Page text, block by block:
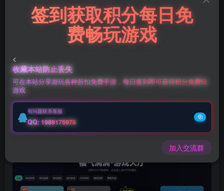
197款内购小游戏
此内容为付费资源，请付费后查看
10
登录购买
微信客服GMSY997
已售 53
充值福利联系站长.充值福利注意注册新账号
签到获取积分每日免
费畅玩游戏
<
收藏本站防止丢失
可在本站分享游玩各种折扣免费手游，每日签到即可获得积分免费玩
游戏
有问题联系客服
QQ: 1989175978
加入交流群